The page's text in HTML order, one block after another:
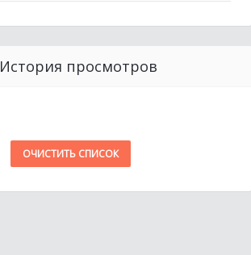
История просмотров
ОЧИСТИТЬ СПИСОК